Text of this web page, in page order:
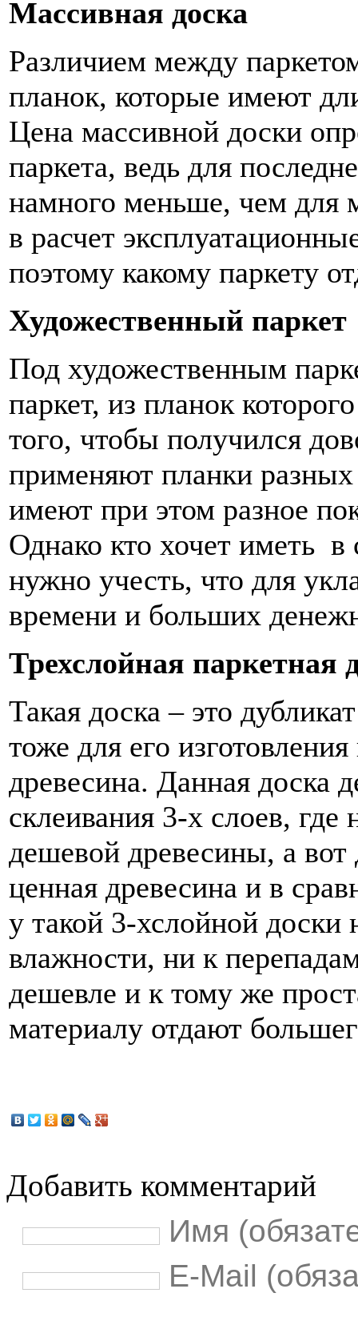
Массивная доска
Различием между
планок, которые имеют
Цена массивной доски
паркета, ведь для
намного меньше, чем для
в расчет
поэтому какому паркету
Художественный паркет
Под художественным
паркет, из планок
того, чтобы получился
применяют планки
имеют при этом разное
Однако кто хочет иметь
нужно учесть, что для
времени и больших
Трехслойная паркетная
Такая доска – это
тоже для его
древесина. Данная доска
склеивания 3-х слоев, где
дешевой древесины, а вот
ценная древесина и в
у такой 3-хслойной доски
влажности, ни к
дешевле и к тому же
материалу отдают
Добавить комментарий
Имя
E-Mail